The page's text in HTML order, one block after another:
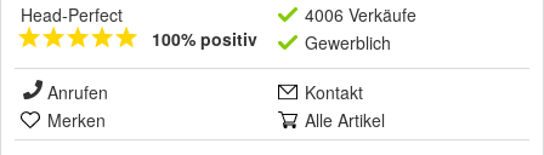
Head-Perfect
100% positiv
4006 Verkäufe
Gewerblich
Anrufen
Kontakt
Merken
Alle Artikel